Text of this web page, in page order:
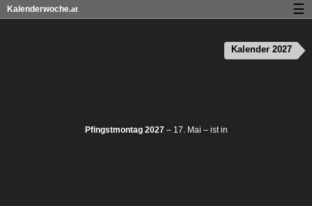
Pfingstmontag 2027– 17. Mai – ist in
Kalender 2027
Kalenderwoche.at ☰